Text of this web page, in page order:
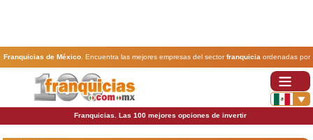
Franquicias de México. Encuentra las mejores empresas del sectorfranquicia ordenadas por
actividad. En www.100franquicias.com.mx encontrarás las más rentables, baratas y
Franquicias. Las 100 mejores opciones de invertir